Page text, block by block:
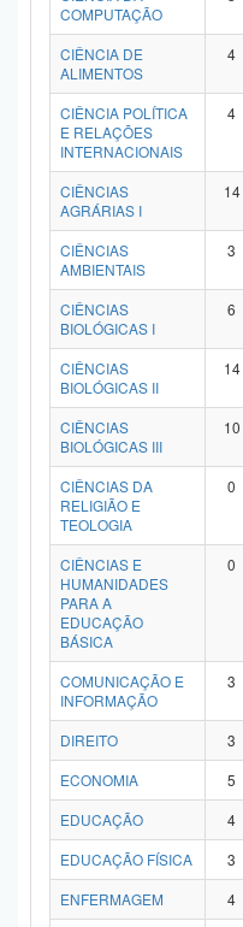
COMPUTAÇÃO
CIÊNCIA DE
ALIMENTOS
4
CIÊNCIA POLÍTICA
E RELAÇÕES
INTERNACIONAIS
4
CIÊNCIAS
AGRÁRIAS I
14
CIÊNCIAS
AMBIENTAIS
3
CIÊNCIAS
BIOLÓGICAS I
6
CIÊNCIAS
BIOLÓGICAS II
14
CIÊNCIAS
BIOLÓGICAS III
10
CIÊNCIAS DA
RELIGIÃO E
TEOLOGIA
0
CIÊNCIAS E
HUMANIDADES
PARA A
EDUCAÇÃO
BÁSICA
0
COMUNICAÇÃO E
INFORMAÇÃO
3
DIREITO 3
ECONOMIA
5
EDUCAÇÃO
4
EDUCAÇÃO FÍSICA
3
ENFERMAGEM
4